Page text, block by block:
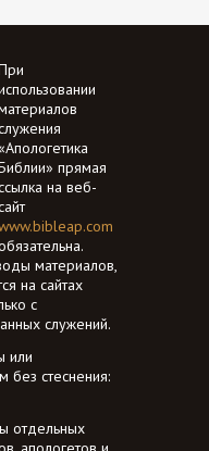
прямая
на веб-
материалов,
на сайтах
с
служений.
или
без стеснения:
отдельных